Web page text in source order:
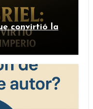
convirtió la